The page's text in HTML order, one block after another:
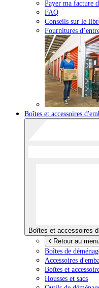
Payer ma facture
FAQ
Conseils sur le
Fournitures
Boîtes et accessoires
Boîtes et accessoires
Retour au
Boîtes de
Accessoires
Boîtes et
Housses et sacs